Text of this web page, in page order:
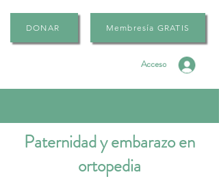
DONAR Membresía GRATIS
Acceso
Paternidad y embarazo en
ortopedia